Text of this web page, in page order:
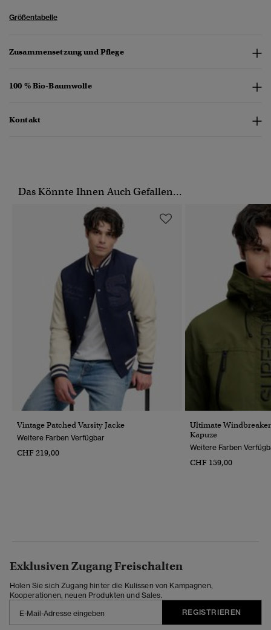
Größentabelle
Zusammensetzung und Pflege
100 % Bio-Baumwolle
Kontakt
Das Könnte Ihnen Auch Gefallen...
Vintage Patched Varsity Jacke
Weitere Farben Verfügbar
CHF 219,00
Ultimate
Kapuze
Weitere Farben
CHF 159,00
Exklusiven Zugang Freischalten
Holen Sie sich Zugang hinter die Kulissen von Kampagnen,
Kooperationen, neuen Produkten und Sales.
REGISTRIEREN